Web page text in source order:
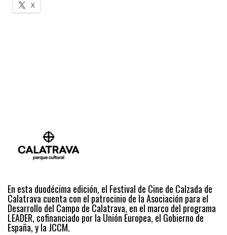
X
En esta duodécima edición, el Festival de Cine de Calzada de
Calatrava cuenta con el patrocinio de la Asociación para el
Desarrollo del Campo de Calatrava, en el marco del programa
LEADER, cofinanciado por la Unión Europea, el Gobierno de
España, y la JCCM.